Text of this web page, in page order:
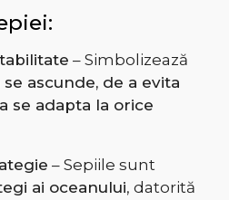
– Simbolizează
ascunde, de a evita
se adapta la orice
– Sepiile sunt
ai oceanului, datorită